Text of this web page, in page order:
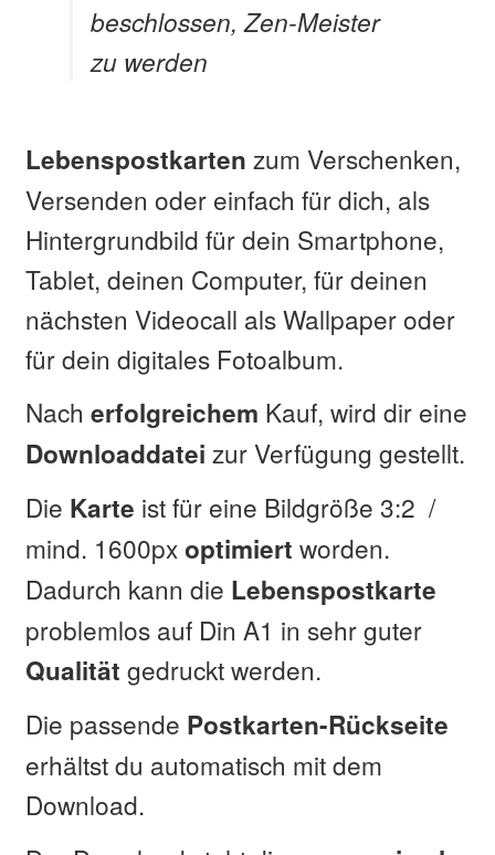
beschlossen, Zen-Meister
zu werden
Lebenspostkarten zum Verschenken,
Versenden oder einfach für dich, als
Hintergrundbild für dein Smartphone,
Tablet, deinen Computer, für deinen
nächsten Videocall als Wallpaper oder
für dein digitales Fotoalbum.
Nach erfolgreichem Kauf, wird dir eine
Downloaddatei zur Verfügung gestellt.
Die Karte ist für eine Bildgröße 3:2 /
mind. 1600pxoptimiert worden.
Dadurch kann die Lebenspostkarte
problemlos auf Din A1 in sehr guter
Qualität gedruckt werden.
Die passende Postkarten-Rückseite
erhältst du automatisch mit dem
Download.